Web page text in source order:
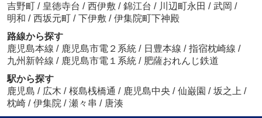
吉野町 / 皇徳寺台 / 西伊敷 / 錦江台 / 川辺町永田 / 武岡 /
明和 / 西坂元町 / 下伊敷 / 伊集院町下神殿
路線から探す
鹿児島本線 / 鹿児島市電２系統 / 日豊本線 / 指宿枕崎線 /
九州新幹線 / 鹿児島市電１系統 / 肥薩おれんじ鉄道
駅から探す
鹿児島 / 広木 / 桜島桟橋通 / 鹿児島中央 / 仙巌園 / 坂之上 /
枕崎 / 伊集院 / 瀬々串 / 唐湊